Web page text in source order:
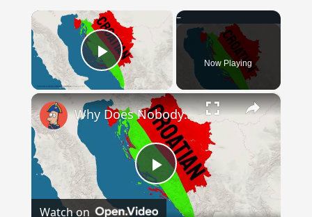
×
Play Video Now Playing
×
Play
Why Does Nobody Speak This Romance Language Anymore?
Watch on